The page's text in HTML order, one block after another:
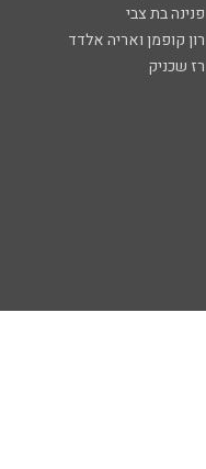
פנינה בת צבי
רון קופמן ואריה אלדד
רז שכניק